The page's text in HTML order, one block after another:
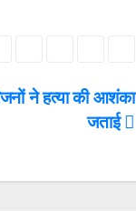
ने हत्या की आशंका
जताई